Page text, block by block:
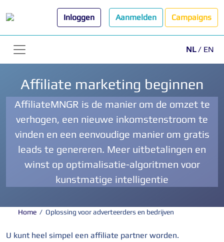
Inloggen Aanmelden Campaigns
NL/ EN
Affiliate marketing beginnen
AffiliateMNGR is de manier om de omzet te
verhogen, een nieuwe inkomstenstroom te
vinden en een eenvoudige manier om gratis
leads te genereren. Meer uitbetalingen en
winst op optimalisatie-algoritmen voor
kunstmatige intelligentie
Home / Oplossing voor adverteerders en bedrijven
U kunt heel simpel een affiliate partner worden.